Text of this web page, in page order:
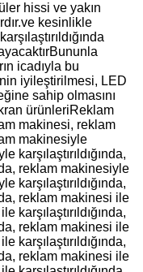
hissi ve yakın
kesinlikle
icadıyla bu
iyileştirilmesi, LED
sahip olmasını
ürünleriReklam
makinesi, reklam
makinesiyle
karşılaştırıldığında,
reklam makinesiyle
karşılaştırıldığında,
reklam makinesi ile
karşılaştırıldığında,
reklam makinesi ile
karşılaştırıldığında,
reklam makinesi ile